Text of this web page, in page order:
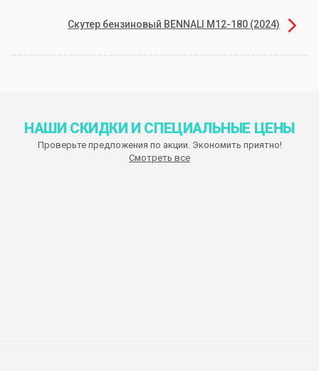
Скутер бензиновый BENNALI М12-180 (2024)
НАШИ СКИДКИ И СПЕЦИАЛЬНЫЕ ЦЕНЫ
Проверьте предложения по акции. Экономить приятно!
Смотреть все